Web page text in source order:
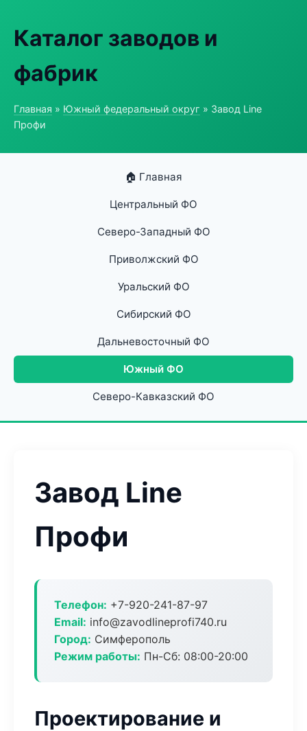
Каталог заводов и
фабрик
Главная » Южный федеральный округ » Завод Line
Профи
🏠 Главная
Центральный ФО
Северо-Западный ФО
Приволжский ФО
Уральский ФО
Сибирский ФО
Дальневосточный ФО
Южный ФО
Северо-Кавказский ФО
Завод Line
Профи
Телефон: +7-920-241-87-97
Email: info@zavodlineprofi740.ru
Город: Симферополь
Режим работы: Пн-Сб: 08:00-20:00
Проектирование и